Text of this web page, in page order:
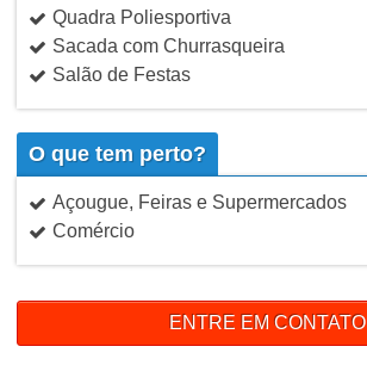
Quadra Poliesportiva
Sacada com Churrasqueira
Salão de Festas
O que tem perto?
Açougue, Feiras e Supermercados
Comércio
ENTRE EM CONTATO